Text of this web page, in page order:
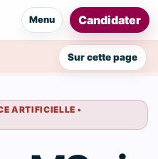
Menu Candidater
Sur cette page
ARTIFICIELLE •